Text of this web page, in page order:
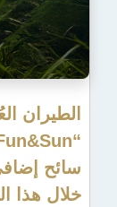
يبرم
مباشرة
الموسم